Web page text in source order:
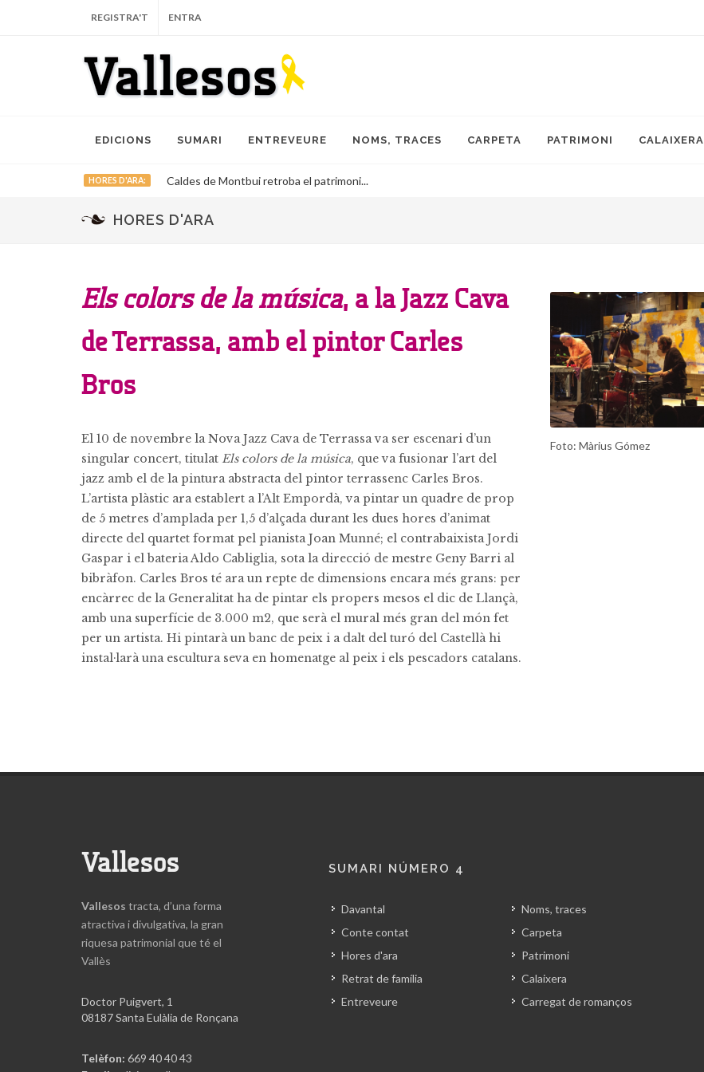
REGISTRA'T ENTRA
EDICIONS SUMARI ENTREVEURE NOMS, TRACES CARPETA PATRIMONI CALAIXERA
HORES D'ARA: Caldes de Montbui retroba el patrimoni...
HORES D'ARA
Els colors de la música, a la Jazz Cava
de Terrassa, amb el pintor Carles
Bros
El 10 de novembre la Nova Jazz Cava de Terrassa va ser escenari d’un
singular concert, titulat Els colors de la música, que va fusionar l’art del
jazz amb el de la pintura abstracta del pintor terrassenc Carles Bros.
L’artista plàstic ara establert a l’Alt Empordà, va pintar un quadre de prop
de 5 metres d’amplada per 1,5 d’alçada durant les dues hores d’animat
directe del quartet format pel pianista Joan Munné; el contrabaixista Jordi
Gaspar i el bateria Aldo Cabliglia, sota la direcció de mestre Geny Barri al
bibràfon. Carles Bros té ara un repte de dimensions encara més grans: per
encàrrec de la Generalitat ha de pintar els propers mesos el dic de Llançà,
amb una superfície de 3.000 m2, que serà el mural més gran del món fet
per un artista. Hi pintarà un banc de peix i a dalt del turó del Castellà hi
instal·larà una escultura seva en homenatge al peix i els pescadors catalans.
Foto: Màrius Gómez
Vallesos
Vallesos tracta, d’una forma
atractiva i divulgativa, la gran
riquesa patrimonial que té el
Vallès
Doctor Puigvert, 1
08187 Santa Eulàlia de Ronçana
Telèfon: 669 40 40 43
SUMARI NÚMERO 4
Davantal
Conte contat
Hores d'ara
Retrat de família
Entreveure
Noms, traces
Carpeta
Patrimoni
Calaixera
Carregat de romanços